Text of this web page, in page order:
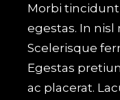
Morbi
egestas. In nisl
Scelerisque
Egestas
ac placerat.